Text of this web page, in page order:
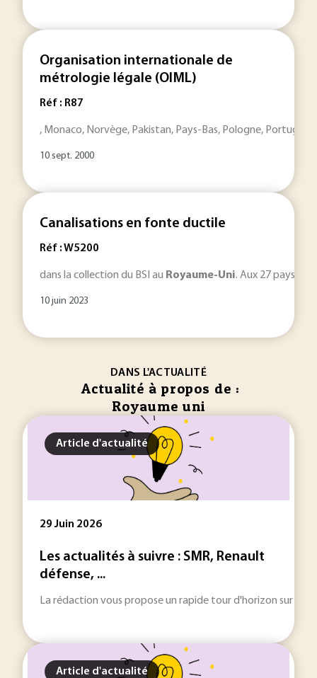
Organisation internationale de
métrologie légale (OIML)
Réf : R87
, Monaco, Norvège, Pakistan, Pays-Bas, Pologne, Portugal,
10 sept. 2000
Canalisations en fonte ductile
Réf : W5200
dans la collection du BSI au Royaume-Uni. Aux 27 pays de
10 juin 2023
DANS L'ACTUALITÉ
Actualité à propos de :
Royaume uni
Article d'actualité
29 Juin 2026
Les actualités à suivre : SMR, Renault
défense, ...
La rédaction vous propose un rapide tour d'horizon sur les
Article d'actualité